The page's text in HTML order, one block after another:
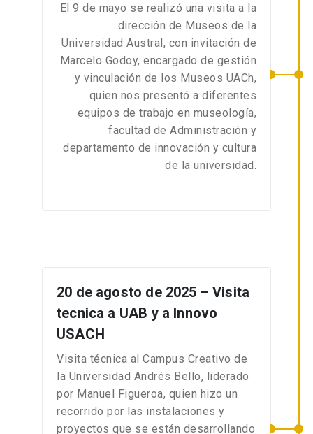
El 9 de mayo se realizó una visita a la
dirección de Museos de la
Universidad Austral, con invitación de
Marcelo Godoy, encargado de gestión
y vinculación de los Museos UACh,
quien nos presentó a diferentes
equipos de trabajo en museología,
facultad de Administración y
departamento de innovación y cultura
de la universidad.
20 de agosto de 2025 – Visita
tecnica a UAB y a Innovo
USACH
Visita técnica al Campus Creativo de
la Universidad Andrés Bello, liderado
por Manuel Figueroa, quien hizo un
recorrido por las instalaciones y
proyectos que se están desarrollando